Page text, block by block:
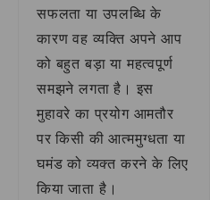
सफलता या उपलब्धि के
कारण वह व्यक्ति अपने आप
को बहुत बड़ा या महत्वपूर्ण
समझने लगता है। इस
मुहावरे का प्रयोग आमतौर
पर किसी की आत्ममुग्धता या
घमंड को व्यक्त करने के लिए
किया जाता है।